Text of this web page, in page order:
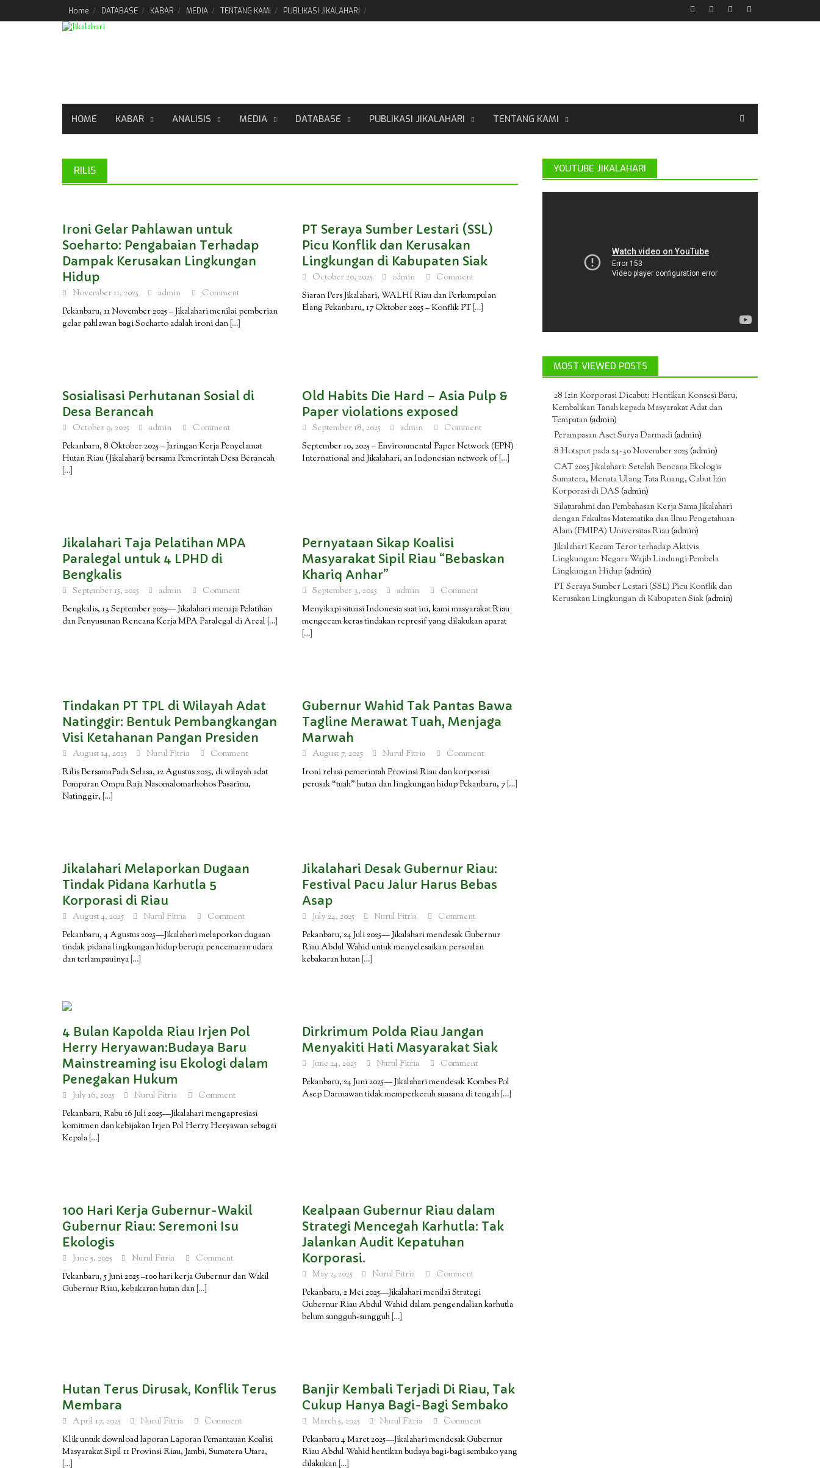
Home DATABASE KABAR MEDIA TENTANG KAMI PUBLIKASI JIKALAHARI
HOME KABAR ANALISIS MEDIA DATABASE PUBLIKASI JIKALAHARI TENTANG KAMI
RILIS
Ironi Gelar Pahlawan untuk
Soeharto: Pengabaian Terhadap
Dampak Kerusakan Lingkungan
Hidup
November 11, 2025 admin
Comment
Pekanbaru, 11 November 2025 – Jikalahari menilai pemberian
gelar pahlawan bagi Soeharto adalah ironi dan […]
PT Seraya Sumber Lestari (SSL)
Picu Konflik dan Kerusakan
Lingkungan di Kabupaten Siak
October 20, 2025 admin
Comment
Siaran Pers Jikalahari, WALHI Riau dan Perkumpulan
Elang Pekanbaru, 17 Oktober 2025 – Konflik PT […]
Sosialisasi Perhutanan Sosial di
Desa Berancah
October 9, 2025 admin
Comment
Pekanbaru, 8 Oktober 2025 – Jaringan Kerja Penyelamat
Hutan Riau (Jikalahari) bersama Pemerintah Desa Berancah
[…]
Old Habits Die Hard – Asia Pulp &
Paper violations exposed
September 18, 2025 admin
Comment
September 10, 2025 – Environmental Paper Network (EPN)
International and Jikalahari, an Indonesian network of […]
Jikalahari Taja Pelatihan MPA
Paralegal untuk 4 LPHD di
Bengkalis
September 15, 2025 admin
Comment
Bengkalis, 13 September 2025— Jikalahari menaja Pelatihan
dan Penyusunan Rencana Kerja MPA Paralegal di Areal […]
Pernyataan Sikap Koalisi
Masyarakat Sipil Riau “Bebaskan
Khariq Anhar”
September 3, 2025 admin
Comment
Menyikapi situasi Indonesia saat ini, kami masyarakat Riau
mengecam keras tindakan represif yang dilakukan aparat
[…]
Tindakan PT TPL di Wilayah Adat
Natinggir: Bentuk Pembangkangan
Visi Ketahanan Pangan Presiden
August 14, 2025 Nurul Fitria
Comment
Rilis Bersama‎‎Pada Selasa, 12 Agustus 2025, di wilayah adat
Pomparan Ompu Raja Nasomalomarhohos Pasarinu,
Natinggir, […]
Gubernur Wahid Tak Pantas Bawa
Tagline Merawat Tuah, Menjaga
Marwah
August 7, 2025 Nurul Fitria
Comment
Ironi relasi pemerintah Provinsi Riau dan korporasi
perusak “tuah” hutan dan lingkungan hidup Pekanbaru, 7[…]
Jikalahari Melaporkan Dugaan
Tindak Pidana Karhutla 5
Korporasi di Riau
August 4, 2025 Nurul Fitria
Comment
Pekanbaru, 4 Agustus 2025—Jikalahari melaporkan dugaan
tindak pidana lingkungan hidup berupa pencemaran udara
dan terlampauinya […]
Jikalahari Desak Gubernur Riau:
Festival Pacu Jalur Harus Bebas
Asap
July 24, 2025 Nurul Fitria
Comment
Pekanbaru, 24 Juli 2025— Jikalahari mendesak Gubernur
Riau Abdul Wahid untuk menyelesaikan persoalan
kebakaran hutan […]
4 Bulan Kapolda Riau Irjen Pol
Herry Heryawan:Budaya Baru
Mainstreaming isu Ekologi dalam
Penegakan Hukum
July 16, 2025 Nurul Fitria
Comment
Pekanbaru, Rabu 16 Juli 2025—Jikalahari mengapresiasi
komitmen dan kebijakan Irjen Pol Herry Heryawan sebagai
Kepala […]
Dirkrimum Polda Riau Jangan
Menyakiti Hati Masyarakat Siak
June 24, 2025 Nurul Fitria
Comment
Pekanbaru, 24 Juni 2025— Jikalahari mendesak Kombes Pol
Asep Darmawan tidak memperkeruh suasana di tengah […]
100 Hari Kerja Gubernur-Wakil
Gubernur Riau: Seremoni Isu
Ekologis
June 5, 2025 Nurul Fitria
Comment
Pekanbaru, 5 Juni 2025 –100 hari kerja Gubernur dan Wakil
Gubernur Riau, kebakaran hutan dan […]
Kealpaan Gubernur Riau dalam
Strategi Mencegah Karhutla: Tak
Jalankan Audit Kepatuhan
Korporasi.
May 2, 2025 Nurul Fitria
Comment
Pekanbaru, 2 Mei 2025—Jikalahari menilai Strategi
Gubernur Riau Abdul Wahid dalam pengendalian karhutla
belum sungguh-sungguh […]
Hutan Terus Dirusak, Konflik Terus
Membara
April 17, 2025 Nurul Fitria
Comment
Klik untuk download laporan Laporan Pemantauan Koalisi
Masyarakat Sipil 11 Provinsi Riau, Jambi, Sumatera Utara,
[…]
Banjir Kembali Terjadi Di Riau, Tak
Cukup Hanya Bagi-Bagi Sembako
March 5, 2025 Nurul Fitria
Comment
Pekanbaru 4 Maret 2025—Jikalahari mendesak Gubernur
Riau Abdul Wahid hentikan budaya bagi-bagi sembako yang
dilakukan […]
YOUTUBE JIKALAHARI
MOST VIEWED POSTS
28 Izin Korporasi Dicabut: Hentikan Konsesi Baru,
Kembalikan Tanah kepada Masyarakat Adat dan
Tempatan(admin)
Perampasan Aset Surya Darmadi(admin)
8 Hotspot pada 24-30 November 2025(admin)
CAT 2025 Jikalahari: Setelah Bencana Ekologis
Sumatera, Menata Ulang Tata Ruang, Cabut Izin
Korporasi di DAS (admin)
Silaturahmi dan Pembahasan Kerja Sama Jikalahari
dengan Fakultas Matematika dan Ilmu Pengetahuan
Alam (FMIPA) Universitas Riau(admin)
Jikalahari Kecam Teror terhadap Aktivis
Lingkungan: Negara Wajib Lindungi Pembela
Lingkungan Hidup(admin)
PT Seraya Sumber Lestari (SSL) Picu Konflik dan
Kerusakan Lingkungan di Kabupaten Siak(admin)